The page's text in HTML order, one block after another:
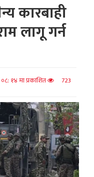
कारबाही
लागू गर्न
१४ मा प्रकाशित
723